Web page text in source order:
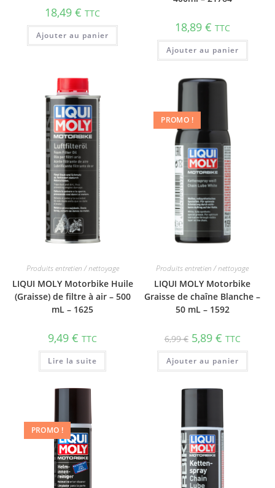
18,49€ TTC
Ajouter au panier
18,89 € TTC
Ajouter au panier
Produits entretien / nettoyage
LIQUI MOLY Motorbike Huile
(Graisse) de filtre à air – 500
mL – 1625
9,49€ TTC
Lire la suite
PROMO !
Produits entretien / nettoyage
LIQUI MOLY Motorbike
Graisse de chaîne Blanche –
50 mL – 1592
6,99€ 5,89 € TTC
Ajouter au panier
PROMO !